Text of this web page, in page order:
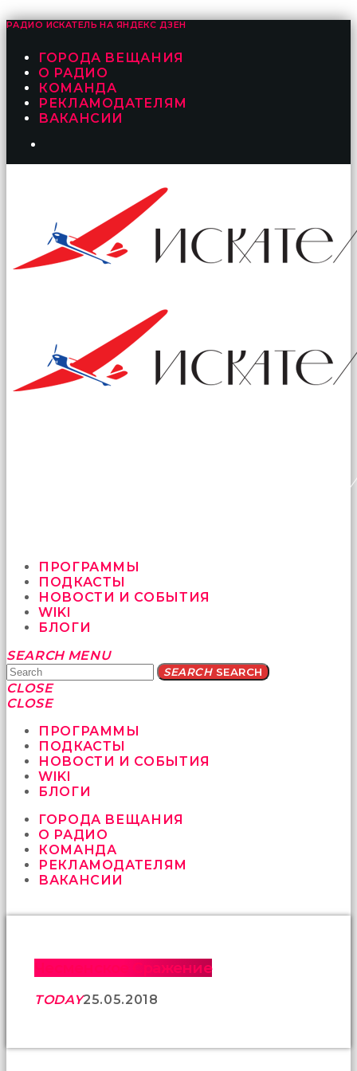
РАДИО ИСКАТЕЛЬ НА ЯНДЕКС ДЗЕН
ГОРОДА ВЕЩАНИЯ
О РАДИО
КОМАНДА
РЕКЛАМОДАТЕЛЯМ
ВАКАНСИИ
ПРОГРАММЫ
ПОДКАСТЫ
НОВОСТИ И СОБЫТИЯ
WIKI
БЛОГИ
Yatağa
bile
geçmeye
fırsat
sikici
kocalar
güzel
karıları
öttürüyor
sex
hikayeleri
kızların
rahatlıyorlar
altyazılı
sikiş
SEARCH MENU
SEARCHSEARCH
CLOSE
CLOSE
ПРОГРАММЫ
ПОДКАСТЫ
НОВОСТИ И СОБЫТИЯ
WIKI
БЛОГИ
ГОРОДА ВЕЩАНИЯ
О РАДИО
КОМАНДА
РЕКЛАМОДАТЕЛЯМ
ВАКАНСИИ
Чесменское Сражение
TODAY25.05.2018